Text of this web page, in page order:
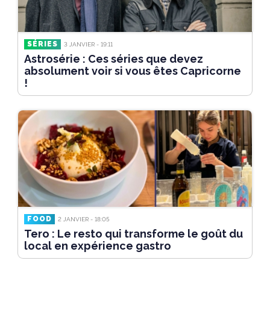
SÉRIES 3 JANVIER - 19:11
Astrosérie : Ces séries que devez
absolument voir si vous êtes Capricorne
!
FOOD 2 JANVIER - 18:05
Tero : Le resto qui transforme le goût du
local en expérience gastro